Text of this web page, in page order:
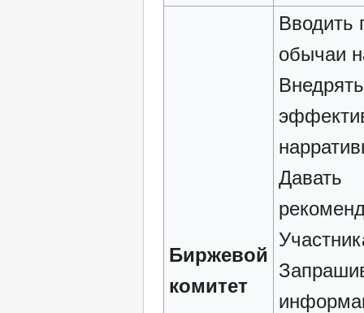
Биржевой
комитет
Вводить
обычаи
Внедрять
Давать